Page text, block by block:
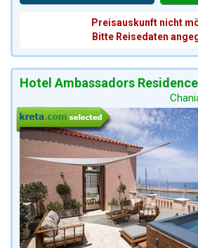
Preisauskunft nicht
Bitte Reisedaten
Hotel Ambassadors Residence